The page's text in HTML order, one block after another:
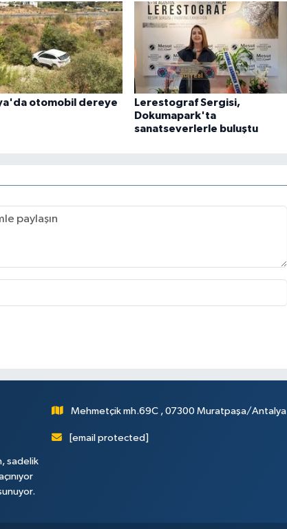
otomobil dereye
Lerestograf Sergisi,
Dokumapark'ta
sanatseverlerle buluştu
sadelik
Mehmetçik mh.69C , 07300 Muratpaşa/Antalya
[email protected]